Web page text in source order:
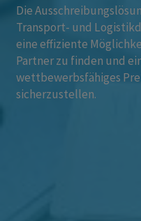
Die
Transport- und
eine effiziente
Partner zu finden und
wettbewerbsfähiges
sicherzustellen.